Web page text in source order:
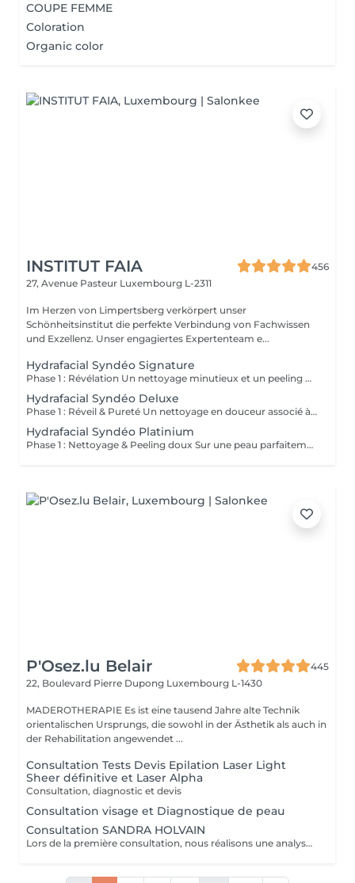
COUPE FEMME
Coloration
Organic color
INSTITUT FAIA
456
27, Avenue Pasteur Luxembourg L-2311
Im Herzen von Limpertsberg verkörpert unser
Schönheitsinstitut die perfekte Verbindung von Fachwissen
und Exzellenz. Unser engagiertes Expertenteam e...
Hydrafacial Syndéo Signature
Phase 1 : Révélation Un nettoyage minutieux et un peeling doux libèrent la peau des impuretés, cellules mortes et excès de sébum. La peau respire à nouveau et retrouve sa douceur naturelle. Phase 2 : Purification & Hydratation La technologie brevetée Vortex-Fusion® aspire délicatement les impuretés tout en infusant des actifs hydratants puissants. Les pores sont nettoyés, la peau est fraîche, repulpée et lumineuse. Phase 3 : Régénération & Éclat Des sérums concentrés en antioxydants, peptides et acide hyaluronique réparent, protègent et revitalisent la peau. Le teint s'illumine, la texture s'affine et l'éclat est instantané. Résultat : Une peau nette, hydratée et rayonnante dès la première séance sans irritation, sans temps d'arrêt, simplement sublime.
Hydrafacial Syndéo Deluxe
Phase 1 : Réveil & Pureté Un nettoyage en douceur associé à un peeling délicat réveille l'éclat naturel de la peau, la libérant des impuretés et des cellules ternes. Phase 2 : Extraction & Hydratation La technologie brevetée Vortex-Fusion® purifie les pores tout en infusant des actifs hautement hydratants. La peau est fraîche, lisse et repulpée. Phase 3 : Régénération sur mesure Des sérums concentrés en antioxydants, peptides et acide hyaluronique régénèrent la peau tandis qu'un booster premium et la lumière LED viennent personnaliser le soin selon vos besoins spécifiques. Résultat : Une peau éclatante, détoxifiée et lumineuse dès la première séance, le glow Faia dans toute sa splendeur.
Hydrafacial Syndéo Platinium
Phase 1 : Nettoyage & Peeling doux Sur une peau parfaitement démaquillée, un nettoyage délicat élimine impuretés, excès de sébum et cellules mortes. Un peeling léger à base d'acides salicylique et glycolique désincruste les pores en profondeur et aide à prévenir les imperfections. Phase 2 : Extraction & Hydratation Grâce à la technologie brevetée Vortex-Fusion®, une aspiration douce retire points noirs et comédons tout en infusant des actifs hautement hydratants. La peau est instantanément plus nette, repulpée et éclatante. Phase 3 : Infusion, Protection & Détox Des sérums riches en antioxydants, peptides et acide hyaluronique régénèrent la peau, favorisant détoxification et rajeunissement cellulaire. Un drainage lymphatique complète le soin stimulant ainsi la circulation pour un effet détoxifiant et une peau visiblement revitalisée. Résultat : Une peau fraîche, lumineuse et parfaitement hydratée, sans rougeur, sans temps d'arrêt, simplement éclatante.
P'Osez.lu Belair
445
22, Boulevard Pierre Dupong Luxembourg L-1430
MADEROTHERAPIE Es ist eine tausend Jahre alte Technik
orientalischen Ursprungs, die sowohl in der Ästhetik als auch in
der Rehabilitation angewendet ...
Consultation Tests Devis Epilation Laser Light
Sheer définitive et Laser Alpha
Consultation, diagnostic et devis
Consultation visage et Diagnostique de peau
Consultation SANDRA HOLVAIN
Lors de la première consultation, nous réalisons une analyse personnalisée de votre peau et de votre routine cosmétique. Nous définissons ensuite un plan de traitement sur mesure, adapté à vos besoins et à vos objectifs.